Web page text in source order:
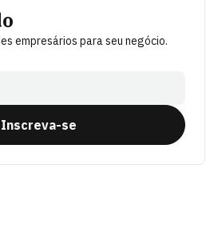
empresários para seu negócio.
Inscreva-se